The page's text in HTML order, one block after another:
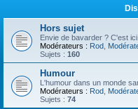
Hors sujet
Envie de bavarder ? C'est ici.
Modérateurs : Rod
Sujets : 160
Humour
L'humour dans un monde
Modérateurs : Rod
Sujets : 74